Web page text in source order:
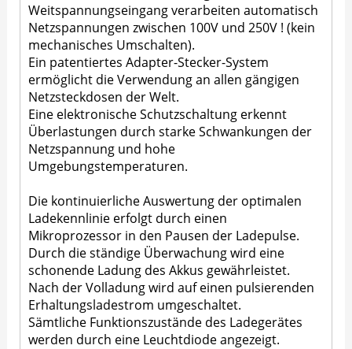
Weitspannungseingang verarbeiten automatisch
Netzspannungen zwischen 100V und 250V ! (kein
mechanisches Umschalten).
Ein patentiertes Adapter-Stecker-System
ermöglicht die Verwendung an allen gängigen
Netzsteckdosen der Welt.
Eine elektronische Schutzschaltung erkennt
Überlastungen durch starke Schwankungen der
Netzspannung und hohe
Umgebungstemperaturen.
Die kontinuierliche Auswertung der optimalen
Ladekennlinie erfolgt durch einen
Mikroprozessor in den Pausen der Ladepulse.
Durch die ständige Überwachung wird eine
schonende Ladung des Akkus gewährleistet.
Nach der Volladung wird auf einen pulsierenden
Erhaltungsladestrom umgeschaltet.
Sämtliche Funktionszustände des Ladegerätes
werden durch eine Leuchtdiode angezeigt.